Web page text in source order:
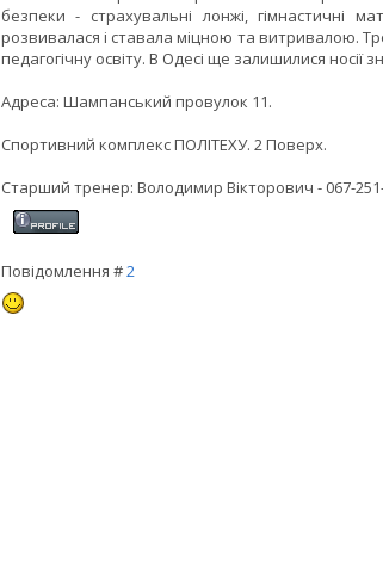
безпеки - страхувальні лонжі,
розвивалася і ставала міцною та витривалою.
педагогічну освіту. В Одесі ще залишилися носії
Адреса: Шампанський провулок 11.
Спортивний комплекс ПОЛІТЕХУ. 2 Поверх.
Старший тренер: Володимир Вікторович - 067-
Повідомлення #2